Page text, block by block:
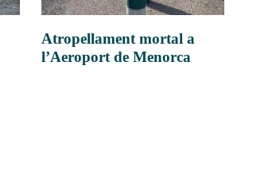
Atropellament mortal a
l’Aeroport de Menorca